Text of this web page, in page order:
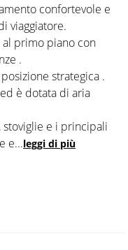
confortevole e
viaggiatore.
al primo piano con
.
strategica .
è dotata di aria
stoviglie e i principali
e...leggi di più